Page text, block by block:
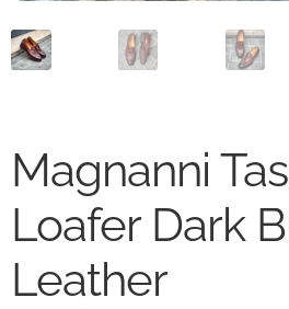
Terminvereinbarung im Shop
Unsere marken
Wishlist
Magnanni
Loafer Dark
Leather